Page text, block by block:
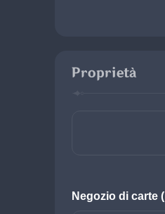
Proprietà
Negozio di carte (